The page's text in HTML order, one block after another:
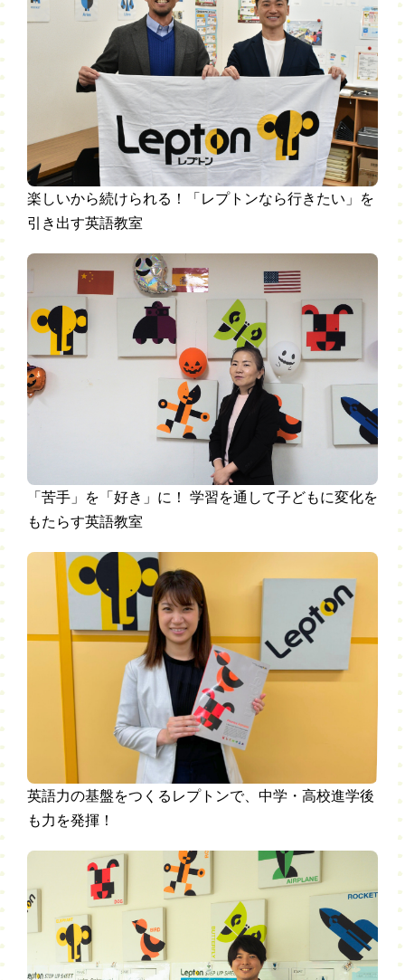
楽しいから続けられる！「レプトンなら行きたい」を
引き出す英語教室
「苦手」を「好き」に！ 学習を通して子どもに変化を
もたらす英語教室
英語力の基盤をつくるレプトンで、中学・高校進学後
も力を発揮！